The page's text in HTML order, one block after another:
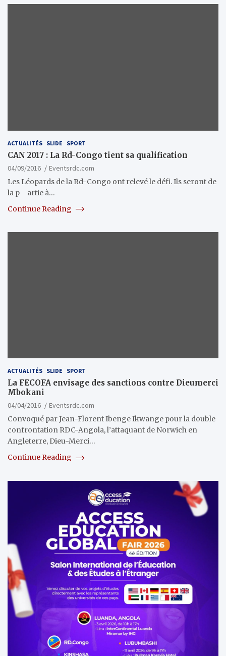
ACTUALITÉS SLIDE SPORT
CAN 2017 : La Rd-Congo tient sa qualification
04/09/2016
Eventsrdc.com
Les Léopards de la Rd-Congo ont relevé le défi. Ils seront de
la p artie à…
Continue Reading
ACTUALITÉS SLIDE SPORT
La FECOFA envisage des sanctions contre Dieumerci
Mbokani
04/04/2016
Eventsrdc.com
Convoqué par Jean-Florent Ibenge Ikwange pour la double
confrontation RDC-Angola, l’attaquant de Norwich en
Angleterre, Dieu-Merci…
Continue Reading